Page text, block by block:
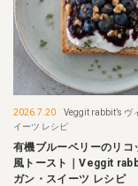
2026.7.20
Veggit rabbit’s ヴ
イーツ レシピ
有機ブルーベリーのリコ
風トースト｜Veggit
ガン・スイーツ レシピ